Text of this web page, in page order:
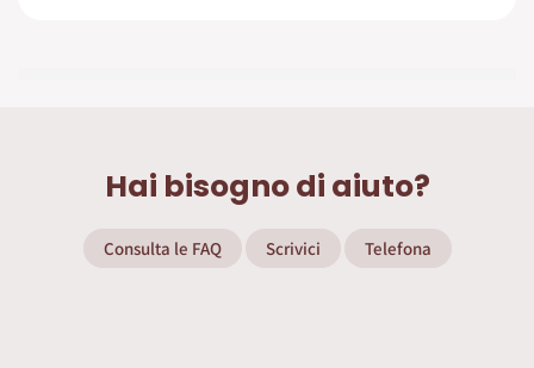
Hai bisogno di aiuto?
Consulta le FAQ Scrivici Telefona